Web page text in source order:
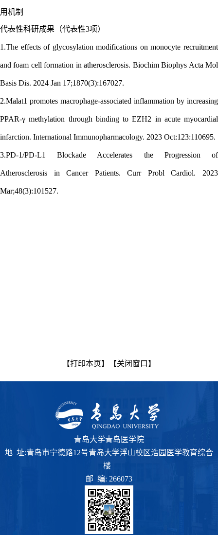
用机制
代表性科研成果（代表性3项）
1.The effects of glycosylation modifications on monocyte recruitment
and foam cell formation in atherosclerosis. Biochim Biophys Acta Mol
Basis Dis. 2024 Jan 17;1870(3):167027.
2.Malat1 promotes macrophage-associated inflammation by increasing
PPAR-γ methylation through binding to EZH2 in acute myocardial
infarction. International Immunopharmacology. 2023 Oct:123:110695.
3.PD-1/PD-L1 Blockade Accelerates the Progression of
Atherosclerosis in Cancer Patients. Curr Probl Cardiol. 2023
Mar;48(3):101527.
【打印本页】 【关闭窗口】
青岛大学青岛医学院
地 址:青岛市宁德路12号青岛大学浮山校区浩园医学教育综合
楼
邮 编: 266073